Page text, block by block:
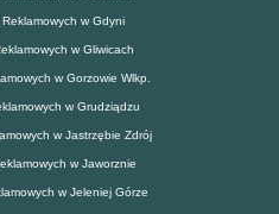
w Gdyni
w Gliwicach
w Gorzowie Wlkp.
w Grudziądzu
w Jastrzębie Zdrój
w Jaworznie
w Jeleniej Górze